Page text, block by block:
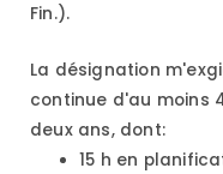
Fin.).
La désignation
continue d'au moins
deux ans, dont:
15 h en